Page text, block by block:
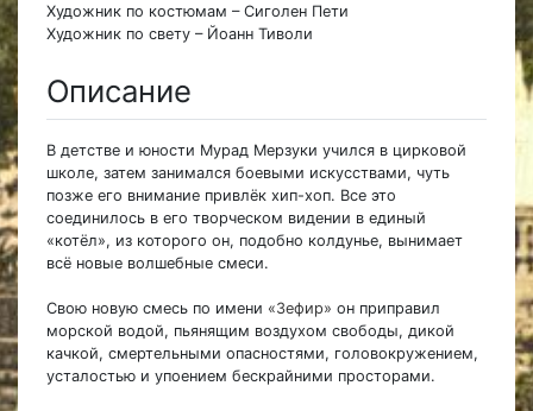
Художник по костюмам – Сиголен Пети
Художник по свету – Йоанн Тиволи
Описание
В детстве и юности Мурад Мерзуки учился в цирковой
школе, затем занимался боевыми искусствами, чуть
позже его внимание привлёк хип-хоп. Все это
соединилось в его творческом видении в единый
«котёл», из которого он, подобно колдунье, вынимает
всё новые волшебные смеси.
Свою новую смесь по имени «Зефир» он приправил
морской водой, пьянящим воздухом свободы, дикой
качкой, смертельными опасностями, головокружением,
усталостью и упоением бескрайними просторами.